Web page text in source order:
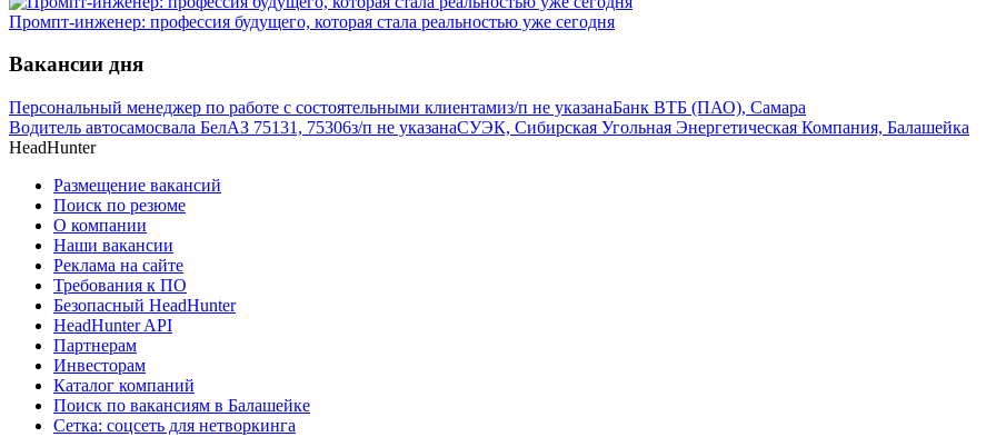
Промпт-инженер: профессия будущего, которая стала реальностью уже сегодня
Вакансии дня
Персональный менеджер по работе с состоятельными клиентамиз/п не указанаБанк ВТБ (ПАО), Самара
Водитель автосамосвала БелАЗ 75131, 75306з/п не указанаСУЭК, Сибирская Угольная Энергетическая Компания, Балашейка
HeadHunter
Размещение вакансий
Поиск по резюме
О компании
Наши вакансии
Реклама на сайте
Требования к ПО
Безопасный HeadHunter
HeadHunter API
Партнерам
Инвесторам
Каталог компаний
Поиск по вакансиям в Балашейке
Сетка: соцсеть для нетворкинга